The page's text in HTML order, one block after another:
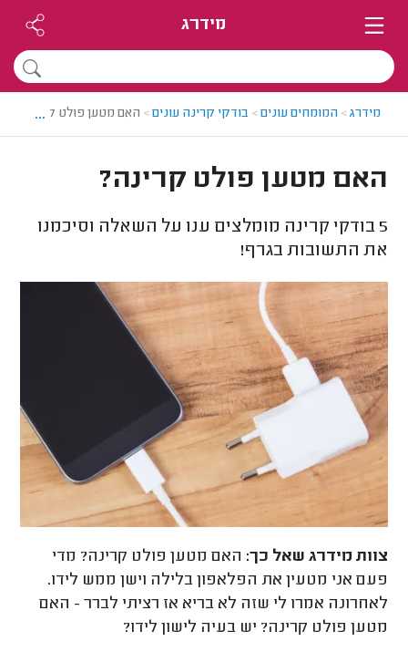
מידרג
מידרג> המומחים עונים> בודקי קרינה עונים> האם מטען פולט קרינה?
...
האם מטען פולט קרינה?
5 בודקי קרינה מומלצים ענו על השאלה וסיכמנו
את התשובות בגרף!
צוות מידרג שאל כך: האם מטען פולט קרינה? מדי
פעם אני מטעין את הפלאפון בלילה וישן ממש לידו.
לאחרונה אמרו לי שזה לא בריא אז רציתי לברר - האם
מטען פולט קרינה? יש בעיה לישון לידו?